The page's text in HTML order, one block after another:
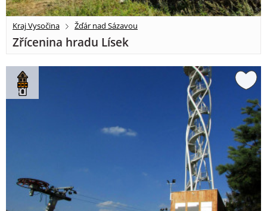
Kraj Vysočina Žďár nad Sázavou
Zřícenina hradu Lísek